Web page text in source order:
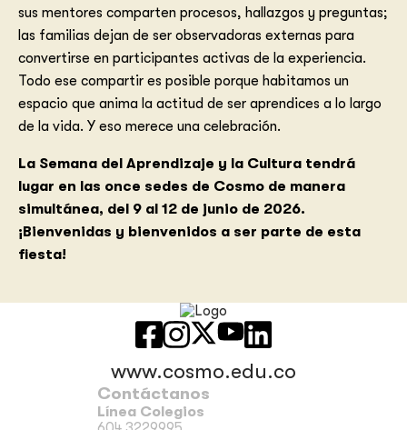
sus mentores comparten procesos, hallazgos y preguntas;
las familias dejan de ser observadoras externas para
convertirse en participantes activas de la experiencia.
Todo ese compartir es posible porque habitamos un
espacio que anima la actitud de ser aprendices a lo largo
de la vida. Y eso merece una celebración.
La Semana del Aprendizaje y la Cultura tendrá
lugar en las once sedes de Cosmo de manera
simultánea, del 9 al 12 de junio de 2026.
¡Bienvenidas y bienvenidos a ser parte de esta
fiesta!
www.cosmo.edu.co
Contáctanos
Línea Colegios